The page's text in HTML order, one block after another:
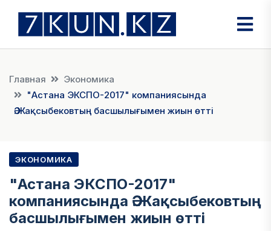
Главная
Экономика
"Астана ЭКСПО-2017" компаниясында
Ә.Жақсыбековтың басшылығымен жиын өтті
ЭКОНОМИКА
"Астана ЭКСПО-2017"
компаниясында Ә.Жақсыбековтың
басшылығымен жиын өтті